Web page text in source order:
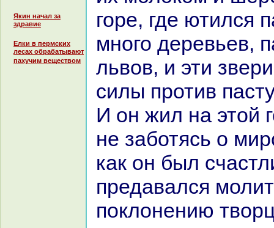
Якин начал за
здравие
Елки в пермских
лесах обрабатывают
пахучим веществом
горе, где ютился
много деревьев,
львов, и эти
силы против
И он жил нa этой
не заботясь о
как он был
предавался
поклонению